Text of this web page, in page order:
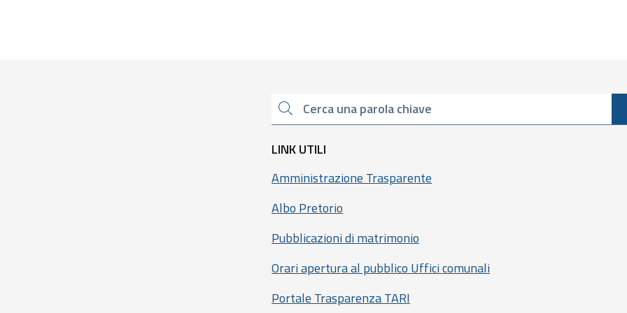
Cerca una parola chiave
LINK UTILI
Amministrazione Trasparente
Albo Pretorio
Pubblicazioni di matrimonio
Orari apertura al pubblico Uffici comunali
Portale Trasparenza TARI